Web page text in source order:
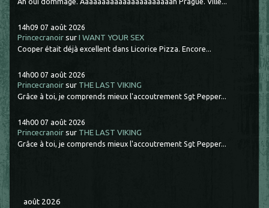
14h09 07 août 2026
Princecranoir surI WANT YOUR SEX
Cooper était déjà excellent dans Licorice Pizza. Encore...
14h00 07 août 2026
Princecranoir sur THE LAST VIKING
Grâce à toi, je comprends mieux l'accoutrement Sgt Pepper...
14h00 07 août 2026
Princecranoir sur THE LAST VIKING
Grâce à toi, je comprends mieux l'accoutrement Sgt Pepper...
août 2026